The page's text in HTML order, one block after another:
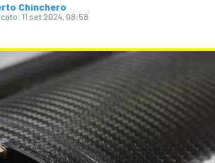
Chinchero
11 set 2024, 08:58